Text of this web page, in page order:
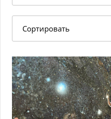
Сортировать